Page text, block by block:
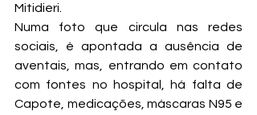
Mitidieri.
Numa foto que circula nas redes
sociais, é apontada a ausência de
aventais, mas, entrando em contato
com fontes no hospital, há falta de
Capote, medicações, máscaras N95 e